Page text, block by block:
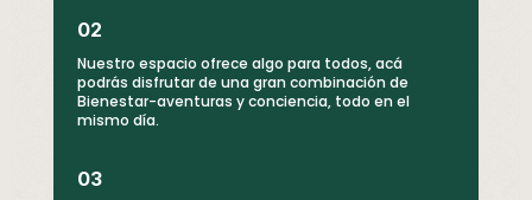
02
Nuestro espacio ofrece algo para todos, acá
podrás disfrutar de una gran combinación de
Bienestar-aventuras y conciencia, todo en el
mismo día.
03